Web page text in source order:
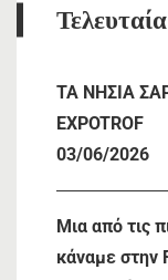
TA NHΣΙΑ
EXPOTROF
03/06/2026
Μια από τις
κάναμε στην